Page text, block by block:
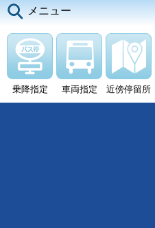
メニュー
乗降指定 車両指定 近傍停留所